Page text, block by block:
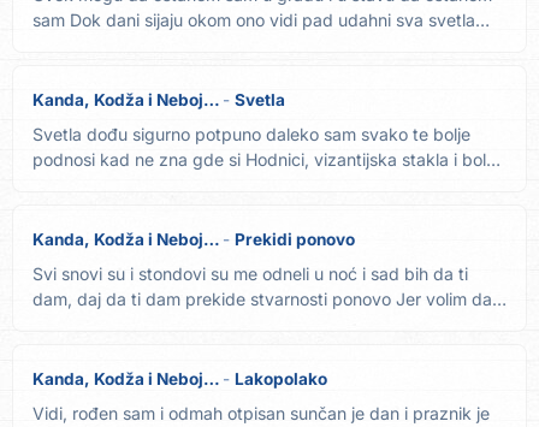
sam Dok dani sijaju okom ono vidi pad udahni sva svetla
Kanda, Kodža i Nebojša Svetla
Svetla dođu sigurno potpuno daleko sam svako te bolje
podnosi kad ne zna gde si Hodnici, vizantijska stakla i bol
Kanda, Kodža i Nebojša Prekidi ponovo
Svi snovi su i stondovi su me odneli u noć i sad bih da ti
dam, daj da ti dam prekide stvarnosti ponovo Jer volim da
Kanda, Kodža i Nebojša Lakopolako
Vidi, rođen sam i odmah otpisan sunčan je dan i praznik je